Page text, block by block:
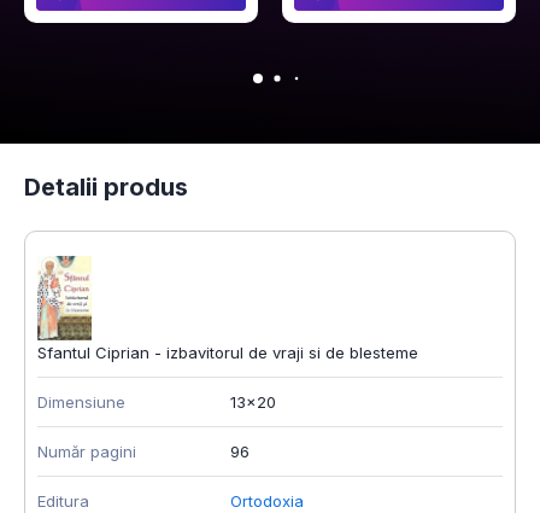
Detalii produs
Sfantul Ciprian - izbavitorul de vraji si de blesteme
Dimensiune 13x20
Număr pagini 96
Editura Ortodoxia